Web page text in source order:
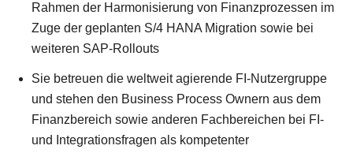
Rahmen der Harmonisierung von Finanzprozessen im
Zuge der geplanten S/4 HANA Migration sowie bei
weiteren SAP-Rollouts
Sie betreuen die weltweit agierende FI-Nutzergruppe
und stehen den Business Process Ownern aus dem
Finanzbereich sowie anderen Fachbereichen bei FI-
und Integrationsfragen als kompetenter